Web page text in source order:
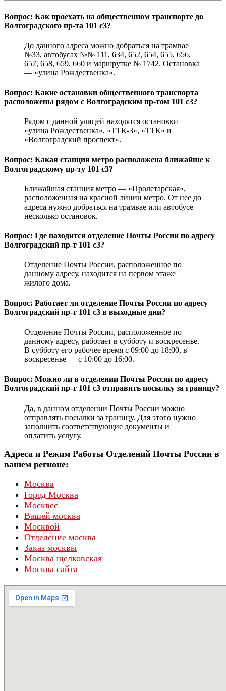
Вопрос: Как проехать на общественном транспорте до
Волгоградского пр-та 101 с3?
До данного адреса можно добраться на трамвае
№33, автобусах №№ 111, 634, 652, 654, 655, 656,
657, 658, 659, 660 и маршрутке № 1742. Остановка
— «улица Рождественка».
Вопрос: Какие остановки общественного транспорта
расположены рядом с Волгоградским пр-том 101 с3?
Рядом с данной улицей находятся остановки
«улица Рождественка», «ТТК-3», «ТТК» и
«Волгоградский проспект».
Вопрос: Какая станция метро расположена ближайше к
Волгоградскому пр-ту 101 с3?
Ближайшая станция метро — «Пролетарская»,
расположенная на красной линии метро. От нее до
адреса нужно добраться на трамвае или автобусе
несколько остановок.
Вопрос: Где находится отделение Почты России по адресу
Волгоградский пр-т 101 с3?
Отделение Почты России, расположенное по
данному адресу, находится на первом этаже
жилого дома.
Вопрос: Работает ли отделение Почты России по адресу
Волгоградский пр-т 101 с3 в выходные дни?
Отделение Почты России, расположенное по
данному адресу, работает в субботу и воскресенье.
В субботу его рабочее время с 09:00 до 18:00, в
воскресенье — с 10:00 до 16:00.
Вопрос: Можно ли в отделении Почты России по адресу
Волгоградский пр-т 101 с3 отправить посылку за границу?
Да, в данном отделении Почты России можно
отправлять посылки за границу. Для этого нужно
заполнить соответствующие документы и
оплатить услугу.
Адреса и Режим Работы Отделений Почты России в
вашем регионе:
Москва
Город Москва
Москвес
Вашей москва
Москвой
Отделение москва
Заказ москвы
Москва щелковская
Москва сайта